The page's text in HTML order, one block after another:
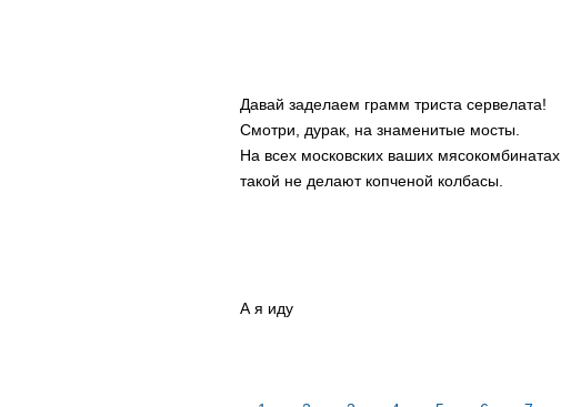
Давай заделаем грамм триста сервелата!
Смотри, дурак, на знаменитые мосты.
На всех московских ваших мясокомбинатах
такой не делают копченой колбасы.
А я иду